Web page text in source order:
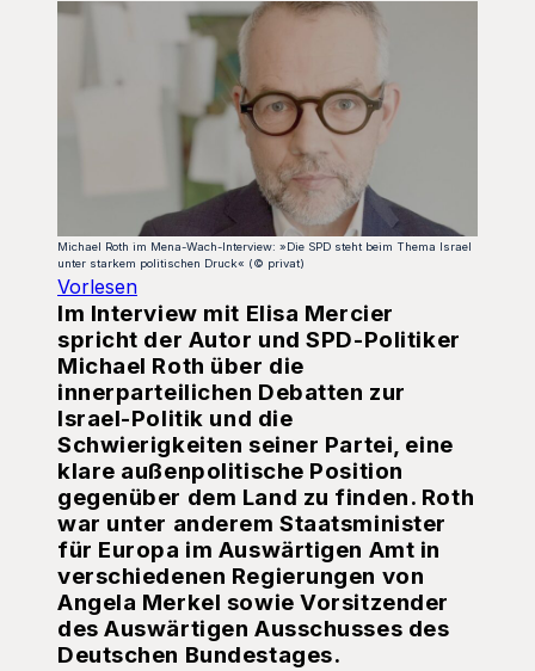
Michael Roth im Mena-Wach-Interview: »Die SPD steht beim Thema Israel
unter starkem politischen Druck« (© privat)
Vorlesen
Im Interview mit Elisa Mercier
spricht der Autor und SPD-Politiker
Michael Roth über die
innerparteilichen Debatten zur
Israel-Politik und die
Schwierigkeiten seiner Partei, eine
klare außenpolitische Position
gegenüber dem Land zu finden. Roth
war unter anderem Staatsminister
für Europa im Auswärtigen Amt in
verschiedenen Regierungen von
Angela Merkel sowie Vorsitzender
des Auswärtigen Ausschusses des
Deutschen Bundestages.